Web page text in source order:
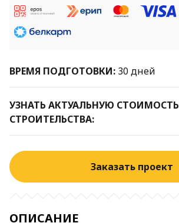
ВРЕМЯ ПОДГОТОВКИ: 30 дней
УЗНАТЬ АКТУАЛЬНУЮ СТОИМОСТЬ
СТРОИТЕЛЬСТВА:
Заказать проект
ОПИСАНИЕ